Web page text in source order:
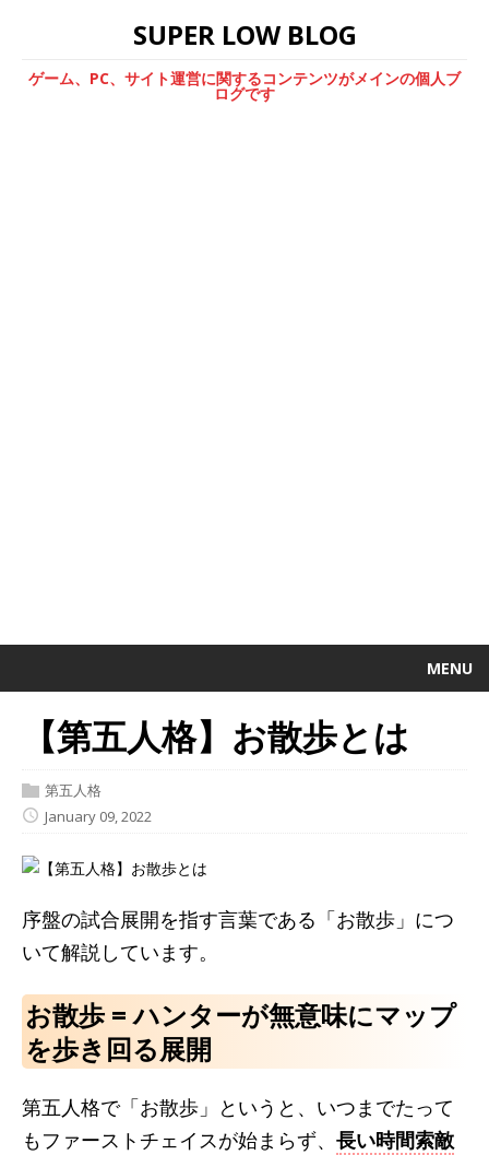
SUPER LOW BLOG
ゲーム、PC、サイト運営に関するコンテンツがメインの個人ブ
ログです
MENU
【第五人格】お散歩とは
第五人格
January 09, 2022
序盤の試合展開を指す言葉である「お散歩」につ
いて解説しています。
お散歩 = ハンターが無意味にマップ
を歩き回る展開
第五人格で「お散歩」というと、いつまでたって
もファーストチェイスが始まらず、 長い時間索敵